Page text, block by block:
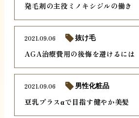
発毛剤の主役ミノキシジルの働き
AGA治療費用の後悔を避けるには
2021.09.06 抜け毛
豆乳プラスαで目指す健やか美髪
2021.09.06 男性化粧品